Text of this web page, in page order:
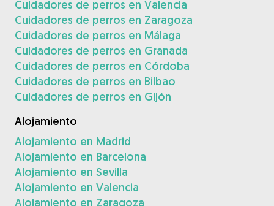
Cuidadores de perros en Valencia
Cuidadores de perros en Zaragoza
Cuidadores de perros en Málaga
Cuidadores de perros en Granada
Cuidadores de perros en Córdoba
Cuidadores de perros en Bilbao
Cuidadores de perros en Gijón
Alojamiento
Alojamiento en Madrid
Alojamiento en Barcelona
Alojamiento en Sevilla
Alojamiento en Valencia
Alojamiento en Zaragoza